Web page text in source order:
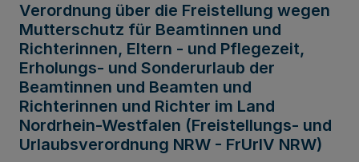
Verordnung über die Freistellung wegen
Mutterschutz für Beamtinnen und
Richterinnen, Eltern - und Pflegezeit,
Erholungs- und Sonderurlaub der
Beamtinnen und Beamten und
Richterinnen und Richter im Land
Nordrhein-Westfalen (Freistellungs- und
Urlaubsverordnung NRW - FrUrlV NRW)